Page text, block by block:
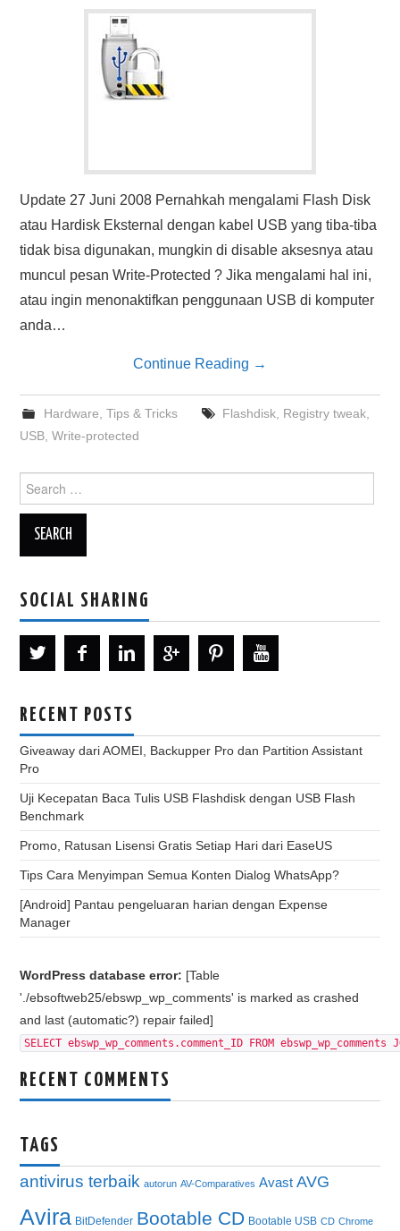
HASIL PENCARIAN
Update 27 Juni 2008 Pernahkah mengalami Flash Disk
atau Hardisk Eksternal dengan kabel USB yang tiba-tiba
tidak bisa digunakan, mungkin di disable aksesnya atau
muncul pesan Write-Protected ? Jika mengalami hal ini,
atau ingin menonaktifkan penggunaan USB di komputer
anda…
Continue Reading →
Hardware Tips & Tricks Flashdisk, Registry tweak,
USB ,Write-protected
for:
SOCIAL SHARING
RECENT POSTS
Giveaway dari AOMEI, Backupper Pro dan Partition Assistant
Pro
Uji Kecepatan Baca Tulis USB Flashdisk dengan USB Flash
Benchmark
Promo, Ratusan Lisensi Gratis Setiap Hari dari EaseUS
Tips Cara Menyimpan Semua Konten Dialog WhatsApp?
[Android] Pantau pengeluaran harian dengan Expense
Manager
WordPress database error: [Table
'./ebsoftweb25/ebswp_wp_comments' is marked as crashed
and last (automatic?) repair failed]
SELECT ebswp_wp_comments.comment_ID FROM
RECENT COMMENTS
TAGS
antivirus terbaik autorun AV-Comparatives Avast AVG
Avira BitDefender Bootable CD Bootable USB CD Chrome